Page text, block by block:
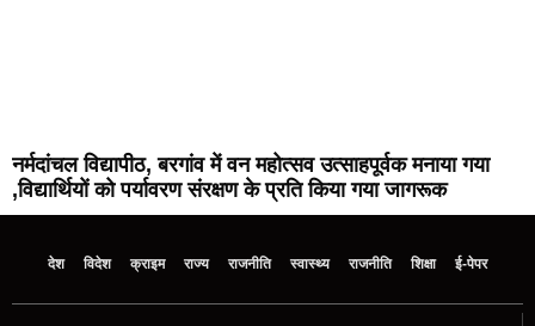
नर्मदांचल विद्यापीठ, बरगांव में वन महोत्सव उत्साहपूर्वक मनाया गया
,विद्यार्थियों को पर्यावरण संरक्षण के प्रति किया गया जागरूक
देश विदेश क्राइम राज्य राजनीति स्वास्थ्य राजनीति शिक्षा ई-पेपर